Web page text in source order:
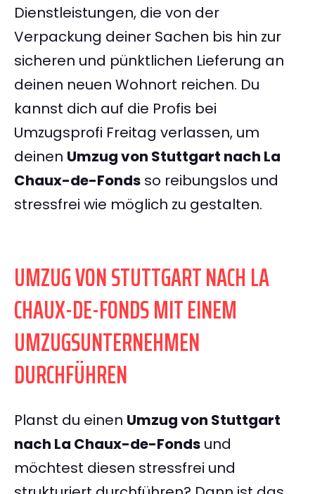
Dienstleistungen, die von der
Verpackung deiner Sachen bis hin zur
sicheren und pünktlichen Lieferung an
deinen neuen Wohnort reichen. Du
kannst dich auf die Profis bei
Umzugsprofi Freitag verlassen, um
deinen Umzug von Stuttgart nach La
Chaux-de-Fonds so reibungslos und
stressfrei wie möglich zu gestalten.
UMZUG VON STUTTGART NACH LA
CHAUX-DE-FONDS MIT EINEM
UMZUGSUNTERNEHMEN
DURCHFÜHREN
Planst du einen Umzug von Stuttgart
nach La Chaux-de-Fonds und
möchtest diesen stressfrei und